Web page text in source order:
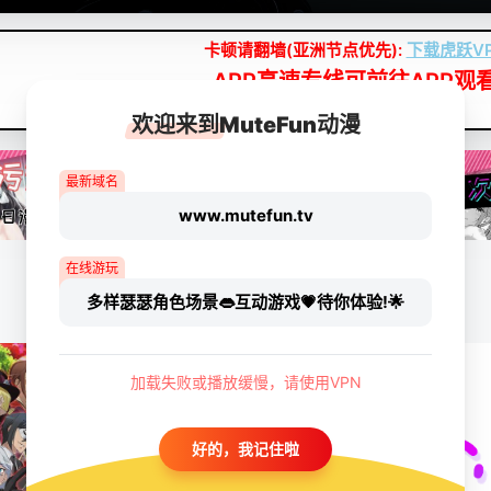
卡顿请翻墙(亚洲节点优先): 下载虎跃
APP高速专线可前往APP观
点我下载APP（仅安卓/苹果暂无）
欢迎来到MuteFun动漫
最新域名
www.mutefun.tv
在线游玩
多样瑟瑟角色场景👄互动游戏💗待你体验!🌟
加载失败或播放缓慢，请使用VPN
好的，我记住啦